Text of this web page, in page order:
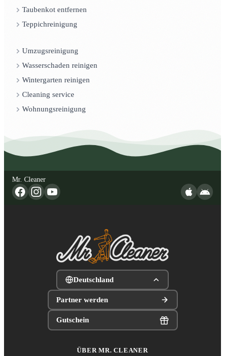
Taubenkot entfernen
Teppichreinigung
Umzugsreinigung
Wasserschaden reinigen
Wintergarten reinigen
Cleaning service
Wohnungsreinigung
Mr. Cleaner
Deutschland
Partner werden
Gutschein
ÜBER MR. CLEANER